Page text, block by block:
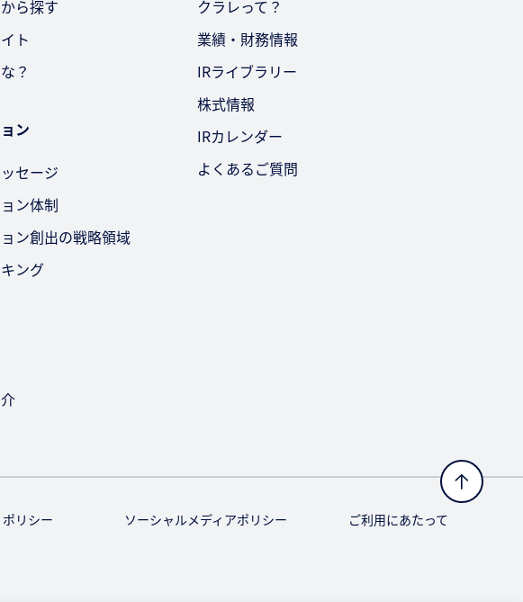
ら探す
ト
？
ン
セージ
ン体制
ン創出の戦略領域
ング
クラレって？
業績・財務情報
IRライブラリー
株式情報
IRカレンダー
よくあるご質問
リシー ソーシャルメディアポリシー ご利用にあたって